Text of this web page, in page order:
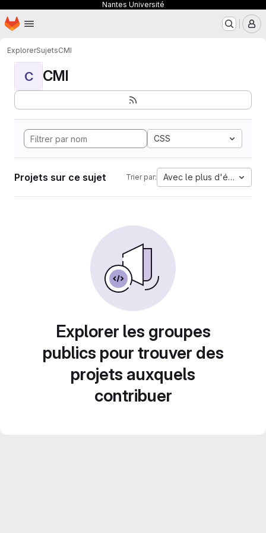
Nantes Université
Passer au contenu principal
Page d'accueil
ExplorerSujetsCMI
C CMI
CSS
Projets sur ce sujet Trier par: Avec le plus d'étoiles
Explorer les groupes
publics pour trouver des
projets auxquels
contribuer